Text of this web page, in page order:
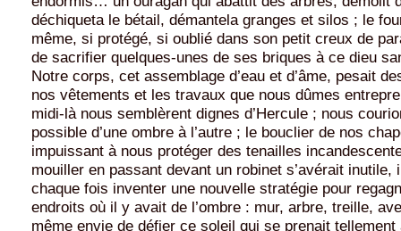
déchiqueta le bétail, démantela granges et silos ; le
même, si protégé, si oublié dans son petit creux de
de sacrifier quelques-unes de ses briques à ce dieu
Notre corps, cet assemblage d’eau et d’âme, pesait
nos vêtements et les travaux que nous dûmes
midi-là nous semblèrent dignes d’Hercule ; nous
possible d’une ombre à l’autre ; le bouclier de nos
impuissant à nous protéger des tenailles
mouiller en passant devant un robinet s’avérait inutile,
chaque fois inventer une nouvelle stratégie pour
endroits où il y avait de l’ombre : mur, arbre, treille,
même envie de défier ce soleil qui se prenait